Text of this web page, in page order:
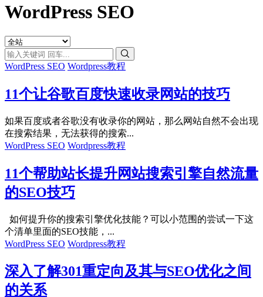
WordPress SEO
WordPress SEO Wordpress教程
11个让谷歌百度快速收录网站的技巧
如果百度或者谷歌没有收录你的网站，那么网站自然不会出现
在搜索结果，无法获得的搜索...
WordPress SEO Wordpress教程
11个帮助站长提升网站搜索引擎自然流量
的SEO技巧
如何提升你的搜索引擎优化技能？可以小范围的尝试一下这
个清单里面的SEO技能，...
WordPress SEO Wordpress教程
深入了解301重定向及其与SEO优化之间
的关系